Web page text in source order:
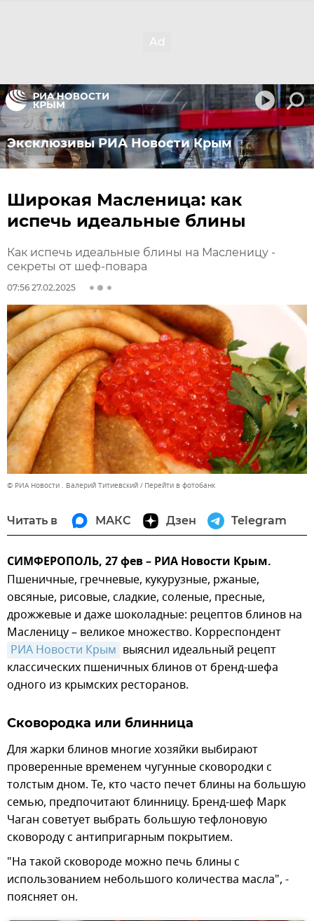
Эксклюзивы РИА Новости Крым
Широкая Масленица: как
испечь идеальные блины
Как испечь идеальные блины на Масленицу -
секреты от шеф-повара
07:56 27.02.2025
© РИА Новости . Валерий Титиевский Перейти в фотобанк
Читать в МАКС Дзен Telegram
СИМФЕРОПОЛЬ, 27 фев – РИА Новости Крым.
Пшеничные, гречневые, кукурузные, ржаные,
овсяные, рисовые, сладкие, соленые, пресные,
дрожжевые и даже шоколадные: рецептов блинов на
Масленицу – великое множество. Корреспондент
РИА Новости Крым выяснил идеальный рецепт
классических пшеничных блинов от бренд-шефа
одного из крымских ресторанов.
Сковородка или блинница
Для жарки блинов многие хозяйки выбирают
проверенные временем чугунные сковородки с
толстым дном. Те, кто часто печет блины на большую
семью, предпочитают блинницу. Бренд-шеф Марк
Чаган советует выбрать большую тефлоновую
сковороду с антипригарным покрытием.
"На такой сковороде можно печь блины с
использованием небольшого количества масла", -
поясняет он.